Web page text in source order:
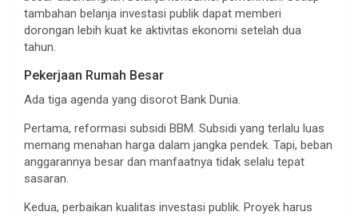
tambahan belanja investasi publik dapat memberi
dorongan lebih kuat ke aktivitas ekonomi setelah dua
tahun.
Pekerjaan Rumah Besar
Ada tiga agenda yang disorot Bank Dunia.
Pertama, reformasi subsidi BBM. Subsidi yang terlalu luas
memang menahan harga dalam jangka pendek. Tapi, beban
anggarannya besar dan manfaatnya tidak selalu tepat
sasaran.
Kedua, perbaikan kualitas investasi publik. Proyek harus